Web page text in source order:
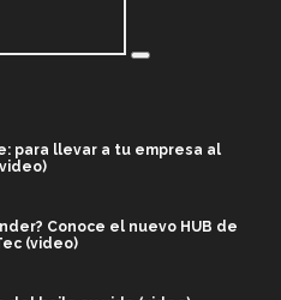
para llevar a tu empresa al
Conoce el nuevo HUB de
(video)